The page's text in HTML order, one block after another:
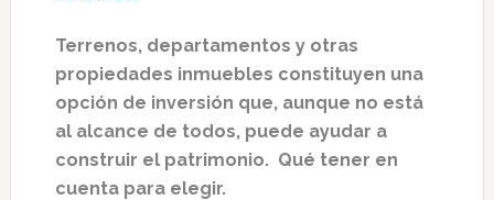
Terrenos, departamentos y otras
propiedades inmuebles constituyen una
opción de inversión que, aunque no está
al alcance de todos, puede ayudar a
construir el patrimonio. Qué tener en
cuenta para elegir.